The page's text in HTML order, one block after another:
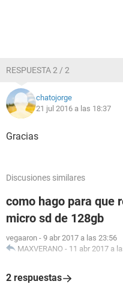
RESPUESTA 2 / 2
chatojorge
21 jul 2016 a las 18:37
Gracias
Discusiones similares
como hago para que
micro sd de 128gb
vegaaron - 9 abr 2017 a las 23:56
MAXVERANO - 11 abr 2017 a
2 respuestas